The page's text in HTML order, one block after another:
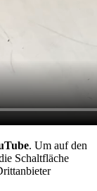
. Um auf den
Schaltfläche